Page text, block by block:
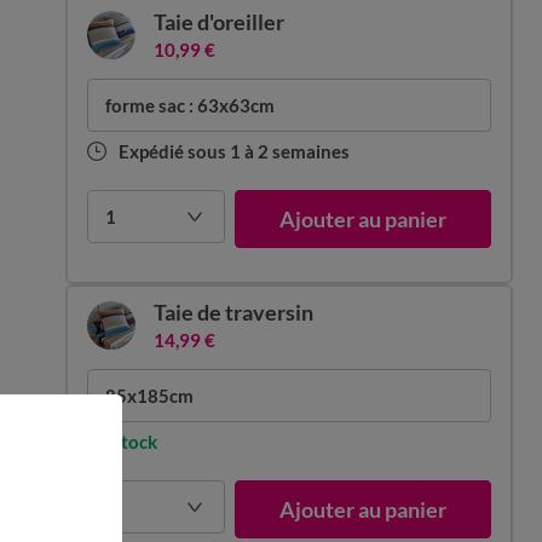
forme sac : 63x63cm
Expédié sous 1 à 2 semaines
1 Ajouter au panier
Taie d'oreiller
10,99 €
85x185cm
En stock
Ajouter au panier
Taie de traversin
14,99 €